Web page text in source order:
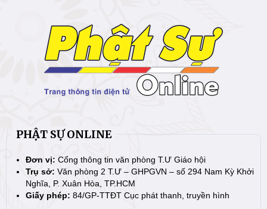
PHẬT SỰ ONLINE
Đơn vị: Cổng thông tin văn phòng T.Ư Giáo hội
Trụ sở: Văn phòng 2 T.Ư – GHPGVN – số 294 Nam Kỳ Khởi
Nghĩa, P. Xuân Hòa, TP.HCM
Giấy phép: 84/GP-TTĐT Cục phát thanh, truyền hình